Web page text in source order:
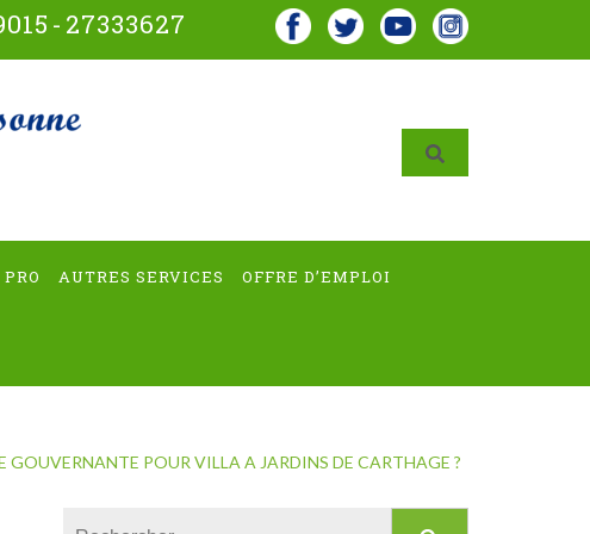
- 27333627
AUTRES SERVICES OFFRE D’EMPLOI
GOUVERNANTE POUR VILLA A JARDINS DE CARTHAGE ?
Rechercher :